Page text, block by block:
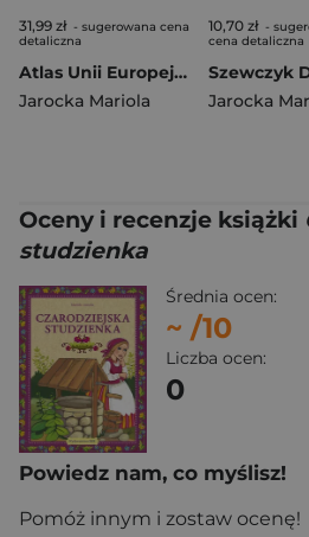
31,99 zł - sugerowana cena
detaliczna
Atlas Unii Europejskiej dla dzieci
Jarocka Mariola
10,70 zł -
cena detaliczna
Jarocka
Oceny i recenzje książki
studzienka
Średnia ocen:
~ /10
Liczba ocen:
0
Powiedz nam, co myślisz!
Pomóż innym i zostaw ocenę!